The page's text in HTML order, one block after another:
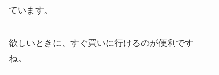
ています。
欲しいときに、すぐ買いに行けるのが便利です
ね。